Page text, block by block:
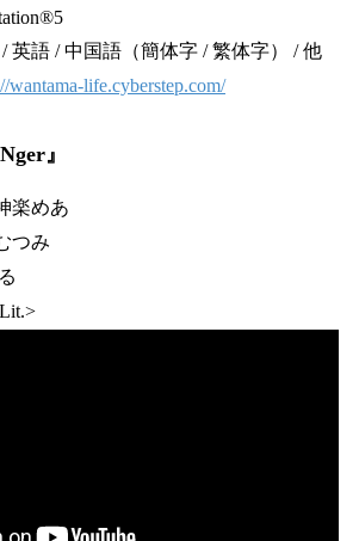
/ 英語 / 中国語（簡体字 / 繁体字） / 他
wantama-life.cyberstep.com/
』
楽めあ
つみ